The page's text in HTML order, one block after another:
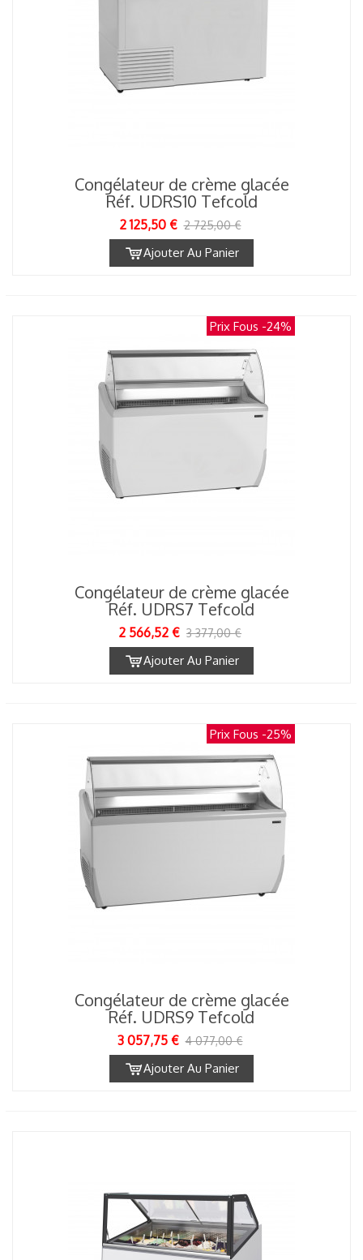
Congélateur de crème glacée
Réf. UDRS10 Tefcold
2 125,50 € 2 725,00 €
Ajouter Au Panier
Prix Fous -24%
Congélateur de crème glacée
Réf. UDRS7 Tefcold
2 566,52 € 3 377,00 €
Ajouter Au Panier
Prix Fous -25%
Congélateur de crème glacée
Réf. UDRS9 Tefcold
3 057,75 € 4 077,00 €
Ajouter Au Panier